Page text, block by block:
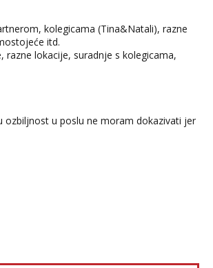
kolegicama (Tina&Natali), razne
itd.
razne lokacije, suradnje s kolegicama,
ozbiljnost u poslu ne moram dokazivati jer